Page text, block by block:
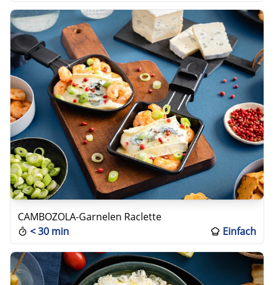
CAMBOZOLA-Garnelen Raclette
<30 min Einfach